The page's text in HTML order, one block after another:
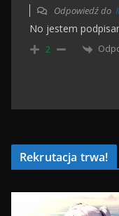
Odpowiedź do
No jestem
2
Rekrutacja trwa!